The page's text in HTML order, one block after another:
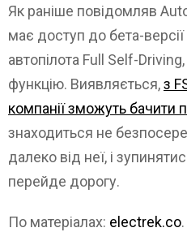
Як раніше повідомляв
має доступ до бета-
автопілота Full Self-
функцію. Виявляється,з
компанії зможуть бачити
знаходиться не
далеко від неї, і
перейде дорогу.
По матеріалах: electrek.co.